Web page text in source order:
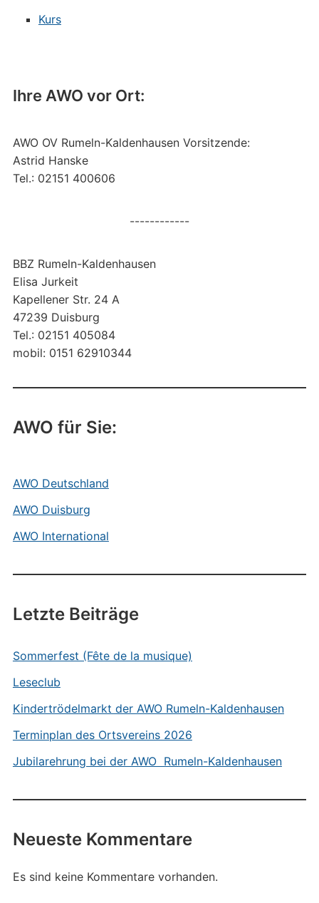
Ihre AWO vor Ort:
AWO OV Rumeln-Kaldenhausen Vorsitzende:
Astrid Hanske
Tel.: 02151 400606
------------
BBZ Rumeln-Kaldenhausen
Elisa Jurkeit
Kapellener Str. 24 A
47239 Duisburg
Tel.: 02151 405084
mobil: 0151 62910344
AWO für Sie:
AWO Deutschland
AWO Duisburg
AWO International
Letzte Beiträge
Sommerfest (Fête de la musique)
Leseclub
Kindertrödelmarkt der AWO Rumeln-Kaldenhausen
Terminplan des Ortsvereins 2026
Jubilarehrung bei der AWO Rumeln-Kaldenhausen
Neueste Kommentare
Es sind keine Kommentare vorhanden.
Kurs